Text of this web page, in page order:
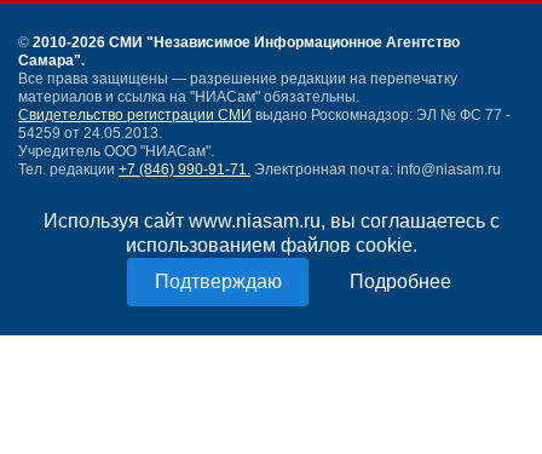
Используя сайт www.niasam.ru, вы соглашаетесь с
использованием файлов cookie.
Подробнее
© 2010-2026 СМИ "Независимое Информационное Агентство
Самара".
Все права защищены — разрешение редакции на перепечатку
материалов и ссылка на "НИАСам" обязательны.
Свидетельство регистрации СМИ выдано Роскомнадзор: ЭЛ № ФС 77 -
54259 от 24.05.2013.
Учредитель ООО "НИАСам".
Тел. редакции +7 (846) 990-91-71. Электронная почта: info@niasam.ru
Карта сайта
Нашли ошибку?
Политика конфиденциальности
Согласие на обработку персональных данных